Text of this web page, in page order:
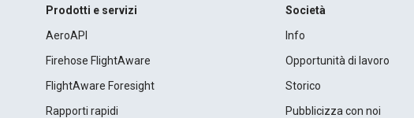
Prodotti e servizi
AeroAPI
Firehose FlightAware
FlightAware Foresight
Rapporti rapidi
Società
Info
Opportunità di lavoro
Storico
Pubblicizza con noi